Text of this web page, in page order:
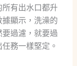
有出水口都升
顯示，洗澡的
過濾，就要過
務一樣堅定。